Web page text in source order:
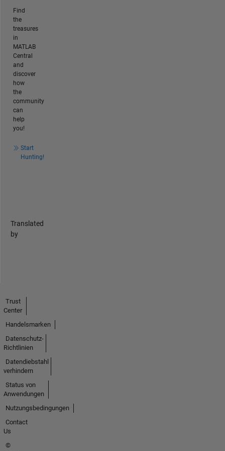
Find
the
treasures
in
MATLAB
Central
and
discover
how
the
community
can
help
you!
Start
Hunting!
Translated
by
Trust
Center
Handelsmarken
Datenschutz-
Richtlinien
Datendiebstahl
verhindern
Status von
Anwendungen
Nutzungsbedingungen
Contact
Us
©